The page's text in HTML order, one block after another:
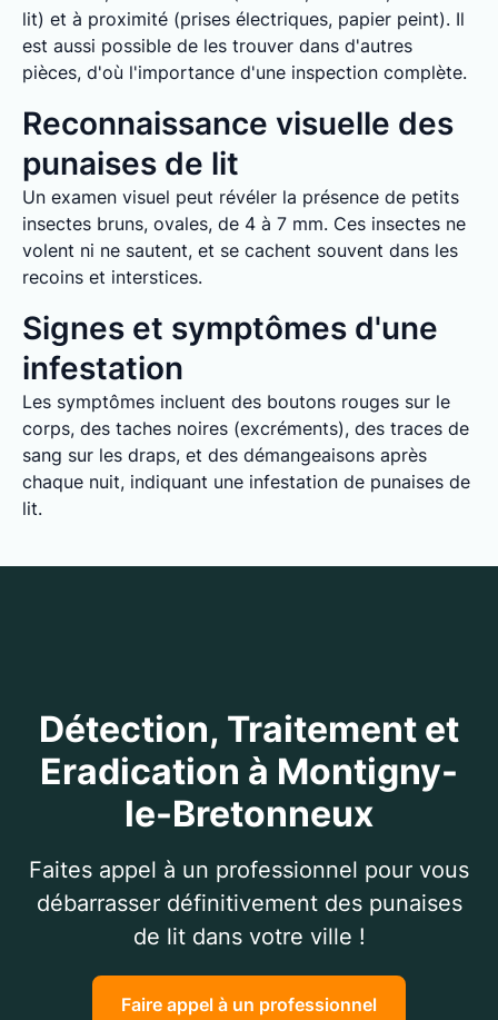
lit) et à proximité (prises électriques, papier peint). Il
est aussi possible de les trouver dans d'autres
pièces, d'où l'importance d'une inspection complète.
Reconnaissance visuelle des
punaises de lit
Un examen visuel peut révéler la présence de petits
insectes bruns, ovales, de 4 à 7 mm. Ces insectes ne
volent ni ne sautent, et se cachent souvent dans les
recoins et interstices.
Signes et symptômes d'une
infestation
Les symptômes incluent des boutons rouges sur le
corps, des taches noires (excréments), des traces de
sang sur les draps, et des démangeaisons après
chaque nuit, indiquant une infestation de punaises de
lit.
Détection, Traitement et
Eradication à Montigny-
le-Bretonneux
Faites appel à un professionnel pour vous
débarrasser définitivement des punaises
de lit dans votre ville !
Faire appel à un professionnel